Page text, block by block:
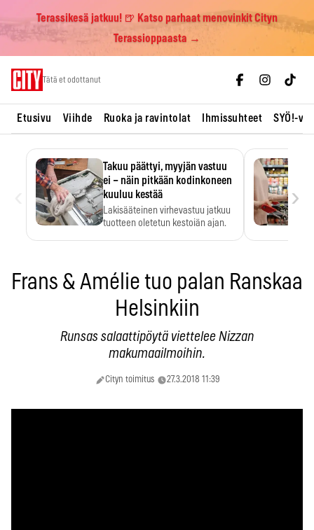
Terassikesä jatkuu! 🍺 Katso parhaat menovinkit Cityn
Terassioppaasta →
Tätä et odottanut
Etusivu Viihde Ruoka ja ravintolat Ihmissuhteet SYÖ!-
Takuu päättyi, myyjän vastuu
ei – näin pitkään kodinkoneen
kuuluu kestää
Lakisääteinen virhevastuu jatkuu
tuotteen oletetun kestoiän ajan.
›
Frans & Amélie tuo palan Ranskaa
Helsinkiin
Runsas salaattipöytä viettelee Nizzan
makumaailmoihin.
Cityn toimitus 27.3.2018 11:39